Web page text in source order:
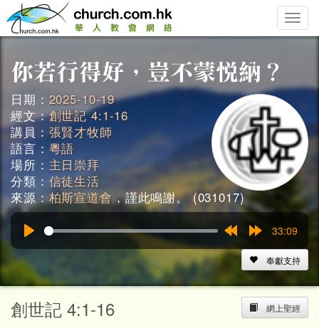
Toggle
日期： 2025-10-19
經文：創世記 4:1-16
講員： 張賢才牧師
語言： 粵語
場所： 主日崇拜
分類： 信徒生活
來源：柏斯宣道會，謹此鳴謝。 (031017)
15s
15s
33:09
奉獻支持
網上聖經
創世記 4:1-16